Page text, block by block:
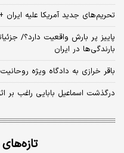
تحریم‌های جدید آمریکا علیه ایران
پاییز پر بارش واقعیت دارد؟/
بارندگی‌ها در ایران
باقر خرازی به دادگاه ویژه
درگذشت اسماعیل بابایی راغب بر